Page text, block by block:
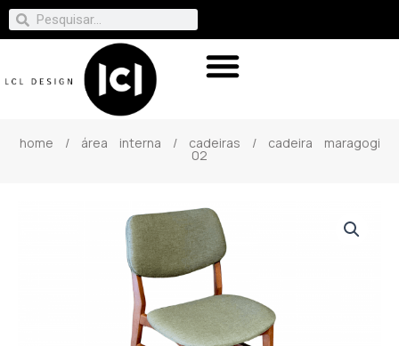
home / área interna / cadeiras / cadeira maragogi
02